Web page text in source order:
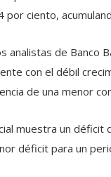
por ciento,
analistas de Banco
con el débil
de una menor
muestra un
déficit para un